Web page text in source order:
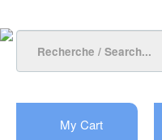
My Cart